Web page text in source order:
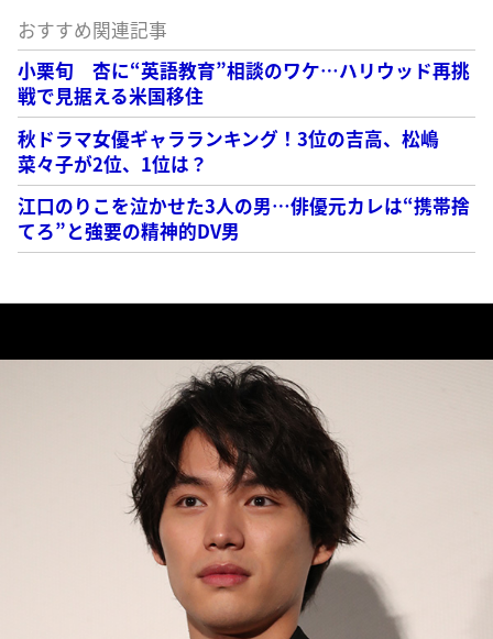
おすすめ関連記事
小栗旬 杏に“英語教育”相談のワケ…ハリウッド再挑
戦で見据える米国移住
秋ドラマ女優ギャラランキング！3位の吉高、松嶋
菜々子が2位、1位は？
江口のりこを泣かせた3人の男…俳優元カレは“携帯捨
てろ”と強要の精神的DV男